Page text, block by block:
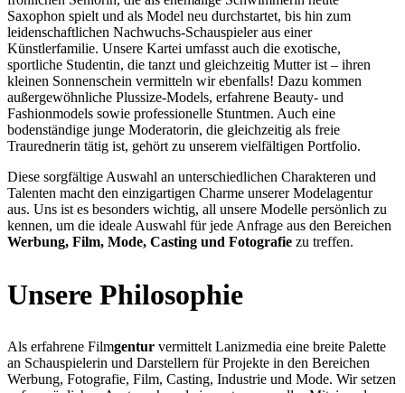
Saxophon spielt und als Model neu durchstartet, bis hin zum
leidenschaftlichen Nachwuchs-Schauspieler aus einer
Künstlerfamilie. Unsere Kartei umfasst auch die exotische,
sportliche Studentin, die tanzt und gleichzeitig Mutter ist – ihren
kleinen Sonnenschein vermitteln wir ebenfalls! Dazu kommen
außergewöhnliche Plussize-Models, erfahrene Beauty- und
Fashionmodels sowie professionelle Stuntmen. Auch eine
bodenständige junge Moderatorin, die gleichzeitig als freie
Traurednerin tätig ist, gehört zu unserem vielfältigen Portfolio.
Diese sorgfältige Auswahl an unterschiedlichen Charakteren und
Talenten macht den einzigartigen Charme unserer Modelagentur
aus. Uns ist es besonders wichtig, all unsere Modelle persönlich zu
kennen, um die ideale Auswahl für jede Anfrage aus den Bereichen
Werbung, Film, Mode, Casting und Fotografie zu treffen.
Unsere Philosophie
Als erfahrene Filmgentur vermittelt Lanizmedia eine breite Palette
an Schauspielerin und Darstellern für Projekte in den Bereichen
Werbung, Fotografie, Film, Casting, Industrie und Mode. Wir setzen